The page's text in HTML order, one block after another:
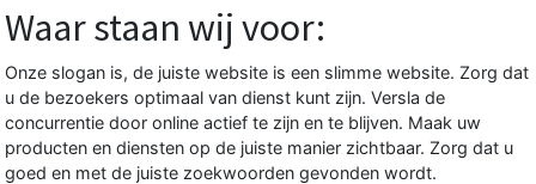
Waar staan wij voor:
Onze slogan is, de juiste website is een slimme website. Zorg dat
u de bezoekers optimaal van dienst kunt zijn. Versla de
concurrentie door online actief te zijn en te blijven. Maak uw
producten en diensten op de juiste manier zichtbaar. Zorg dat u
goed en met de juiste zoekwoorden gevonden wordt.